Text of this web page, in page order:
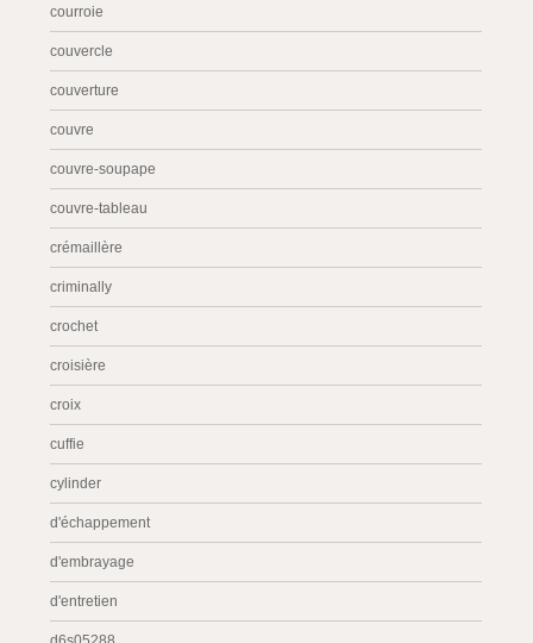
courroie
couvercle
couverture
couvre
couvre-soupape
couvre-tableau
crémaillère
criminally
crochet
croisière
croix
cuffie
cylinder
d'échappement
d'embrayage
d'entretien